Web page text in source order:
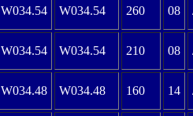
W034.54 W034.54 260 08
W034.54 W034.54 210 08
W034.48 W034.48 160 14